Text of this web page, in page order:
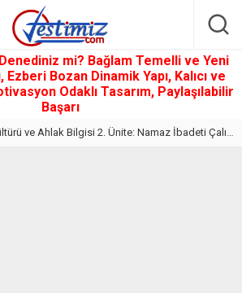
Denediniz mi? Bağlam Temelli ve Yeni
Bozan Dinamik Yapı, Kalıcı ve
Odaklı Tasarım, Paylaşılabilir
Başarı
İbadeti Ünite Testi – Online Çöz